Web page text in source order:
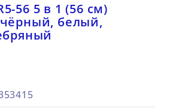
56 5 в 1 (56 см)
белый,